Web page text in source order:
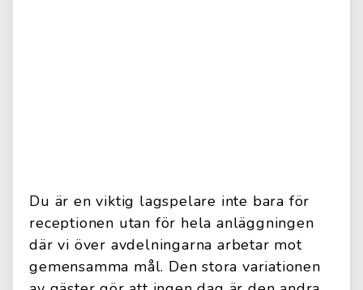
Du är en viktig lagspelare inte bara för
receptionen utan för hela anläggningen
där vi över avdelningarna arbetar mot
gemensamma mål. Den stora variationen